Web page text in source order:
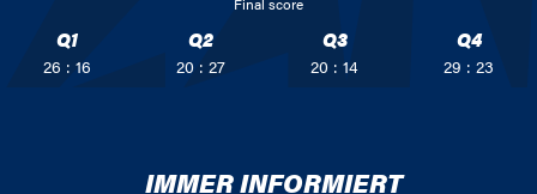
Q1
26 : 16
Q2
20 : 27
Q3
20 : 14
Q4
29 : 23
IMMER INFORMIERT